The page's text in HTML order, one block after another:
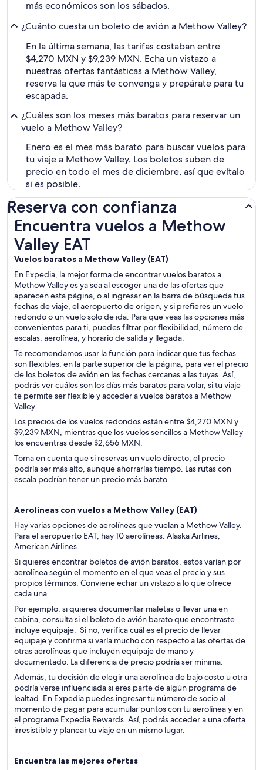
más económicos son los sábados.
¿Cuánto cuesta un boleto de avión a Methow Valley?
En la última semana, las tarifas costaban entre
$4,270 MXN y $9,239 MXN. Echa un vistazo a
nuestras ofertas fantásticas a Methow Valley,
reserva la que más te convenga y prepárate para tu
escapada.
¿Cuáles son los meses más baratos para reservar un
vuelo a Methow Valley?
Enero es el mes más barato para buscar vuelos para
tu viaje a Methow Valley. Los boletos suben de
precio en todo el mes de diciembre, así que evítalo
si es posible.
Reserva con confianza
Encuentra vuelos a Methow
Valley EAT
Vuelos baratos a Methow Valley (EAT)
En Expedia, la mejor forma de encontrar vuelos baratos a
Methow Valley es ya sea al escoger una de las ofertas que
aparecen esta página, o al ingresar en la barra de búsqueda tus
fechas de viaje, el aeropuerto de origen, y si prefieres un vuelo
redondo o un vuelo solo de ida. Para que veas las opciones más
convenientes para ti, puedes filtrar por flexibilidad, número de
escalas, aerolínea, y horario de salida y llegada.
Te recomendamos usar la función para indicar que tus fechas
son flexibles, en la parte superior de la página, para ver el precio
de los boletos de avión en las fechas cercanas a las tuyas. Así,
podrás ver cuáles son los días más baratos para volar, si tu viaje
te permite ser flexible y acceder a vuelos baratos a Methow
Valley.
Los precios de los vuelos redondos están entre $4,270 MXN y
$9,239 MXN, mientras que los vuelos sencillos a Methow Valley
los encuentras desde $2,656 MXN.
Toma en cuenta que si reservas un vuelo directo, el precio
podría ser más alto, aunque ahorrarías tiempo. Las rutas con
escala podrían tener un precio más barato.
Aerolíneas con vuelos a Methow Valley (EAT)
Hay varias opciones de aerolíneas que vuelan a Methow Valley.
Para el aeropuerto EAT, hay 10 aerolíneas: Alaska Airlines,
American Airlines.
Si quieres encontrar boletos de avión baratos, estos varían por
aerolínea según el momento en el que veas el precio y sus
propios términos. Conviene echar un vistazo a lo que ofrece
cada una.
Por ejemplo, si quieres documentar maletas o llevar una en
cabina, consulta si el boleto de avión barato que encontraste
incluye equipaje. Si no, verifica cuál es el precio de llevar
equipaje y confirma si varía mucho con respecto a las ofertas de
otras aerolíneas que incluyen equipaje de mano y
documentado. La diferencia de precio podría ser mínima.
Además, tu decisión de elegir una aerolínea de bajo costo u otra
podría verse influenciada si eres parte de algún programa de
lealtad. En Expedia puedes ingresar tu número de socio al
momento de pagar para acumular puntos con tu aerolínea y en
el programa Expedia Rewards. Así, podrás acceder a una oferta
irresistible y planear tu viaje en un mismo lugar.
Encuentra las mejores ofertas
Encuentra vuelos a Methow Valley EAT